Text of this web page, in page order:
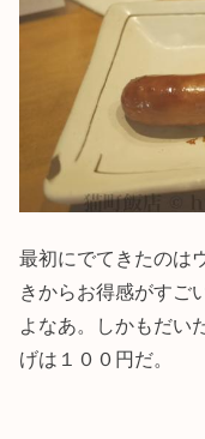
最初にでてきたのは
きからお得感がすご
よなあ。しかもだい
げは１００円だ。